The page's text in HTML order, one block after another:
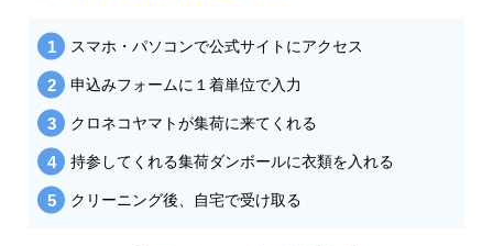
スマホ・パソコンで公式サイトにアクセス
申込みフォームに１着単位で入力
クロネコヤマトが集荷に来てくれる
持参してくれる集荷ダンボールに衣類を入れる
クリーニング後、自宅で受け取る